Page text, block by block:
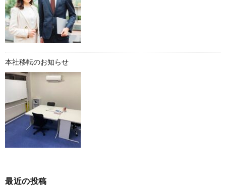
本社移転のお知らせ
最近の投稿